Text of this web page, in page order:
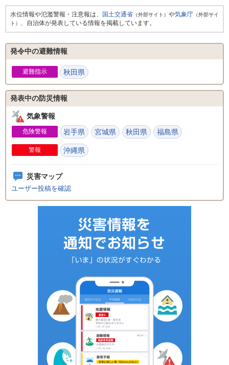
水位情報や氾濫警報・注意報は、 国土交通省 （外部サイト） や気象庁 （外部サイ
ト） 、自治体が発表している情報を掲載しています。
発令中の避難情報
避難指示 秋田県
発表中の防災情報
気象警報
危険警報 岩手県 宮城県 秋田県 福島県
警報 沖縄県
災害マップ
ユーザー投稿を確認